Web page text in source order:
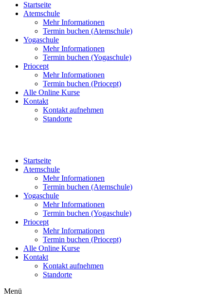
Startseite
Atemschule
Mehr Informationen
Termin buchen (Atemschule)
Yogaschule
Mehr Informationen
Termin buchen (Yogaschule)
Priocept
Mehr Informationen
Termin buchen (Priocept)
Alle Online Kurse
Kontakt
Kontakt aufnehmen
Standorte
Startseite
Atemschule
Mehr Informationen
Termin buchen (Atemschule)
Yogaschule
Mehr Informationen
Termin buchen (Yogaschule)
Priocept
Mehr Informationen
Termin buchen (Priocept)
Alle Online Kurse
Kontakt
Kontakt aufnehmen
Standorte
Menü